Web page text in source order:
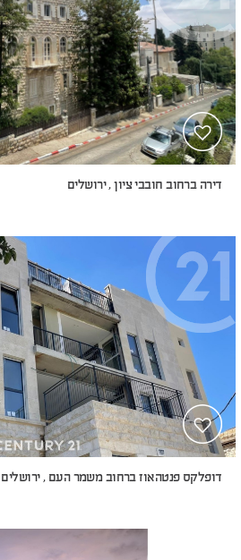
דירה ברחוב חובבי ציון , ירושלים
דופלקס פנטהאוז ברחוב משמר העם , ירושלים